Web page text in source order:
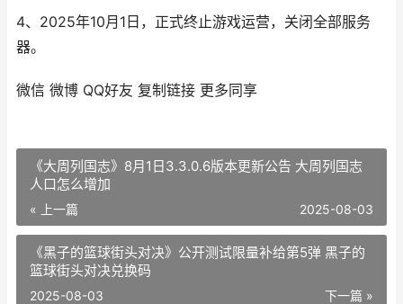
4、2025年10月1日，正式终止游戏运营，关闭全部服务
器。
微信 微博 QQ好友 复制链接 更多同享
《大周列国志》8月1日3.3.0.6版本更新公告 大周列国志
人口怎么增加
« 上一篇 2025-08-03
《黑子的篮球街头对决》公开测试限量补给第5弹 黑子的
篮球街头对决兑换码
下一篇 »
2025-08-03